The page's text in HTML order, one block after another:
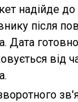
надійде до
після
Дата
від